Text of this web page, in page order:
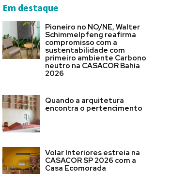
Em destaque
Pioneiro no NO/NE, Walter
Schimmelpfeng reafirma
compromisso com a
sustentabilidade com
primeiro ambiente Carbono
neutro na CASACOR Bahia
2026
Quando a arquitetura
encontra o pertencimento
Volar Interiores estreia na
CASACOR SP 2026 com a
Casa Ecomorada